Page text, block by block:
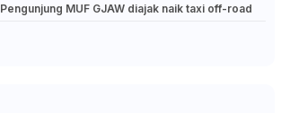
Pengunjung MUF GJAW diajak naik taxi off-road